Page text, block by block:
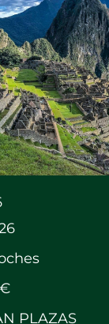
PLAZAS